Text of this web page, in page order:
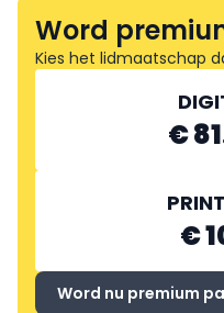
Word
Kies het lidmaatschap
€
€
Word nu premium